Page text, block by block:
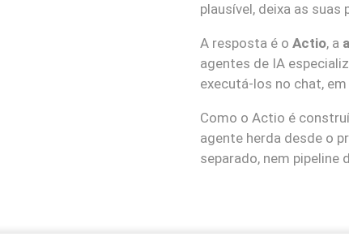
plausível, deixa as
A resposta é o Actio, a
agentes de IA
executá-los no chat,
Como o Actio é
agente herda desde o
separado, nem pipeline